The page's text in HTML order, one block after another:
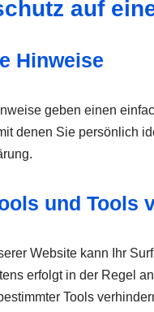
auf
Hinweise
geben einen
denen Sie persönlich
und Tools
Website kann Ihr
erfolgt in der Regel
Tools